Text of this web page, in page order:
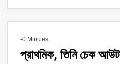
-0 Minutes
প্রাথমিক, তিনি চেক আউট